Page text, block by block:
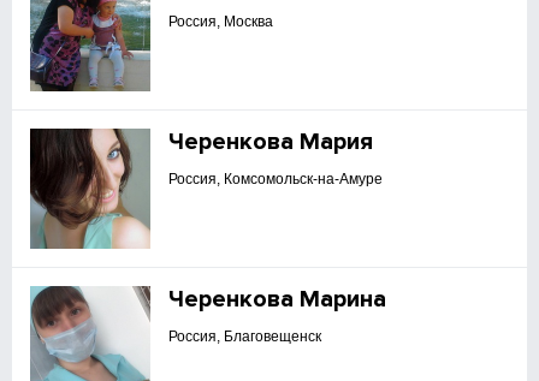
Россия, Москва
Черенкова Мария
Россия, Комсомольск-на-Амуре
Черенкова Марина
Россия, Благовещенск